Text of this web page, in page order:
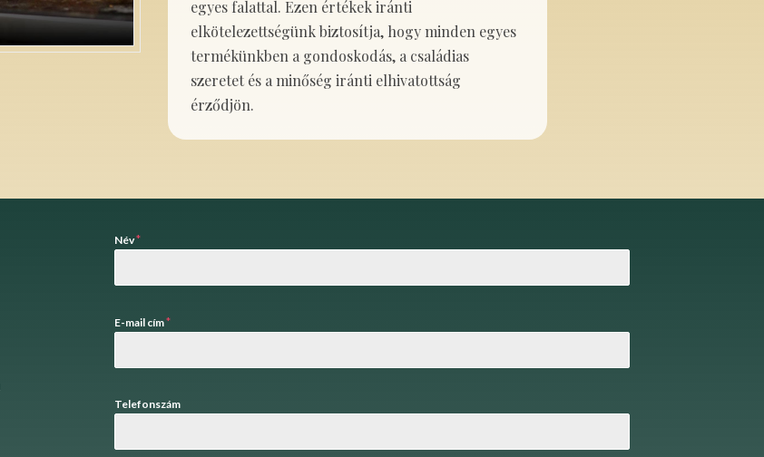
egyes falattal. Ezen értékek iránti
elkötelezettségünk biztosítja, hogy minden egyes
termékünkben a gondoskodás, a családias
szeretet és a minőség iránti elhivatottság
érződjön.
Név*
E-mail cím*
Telefonszám